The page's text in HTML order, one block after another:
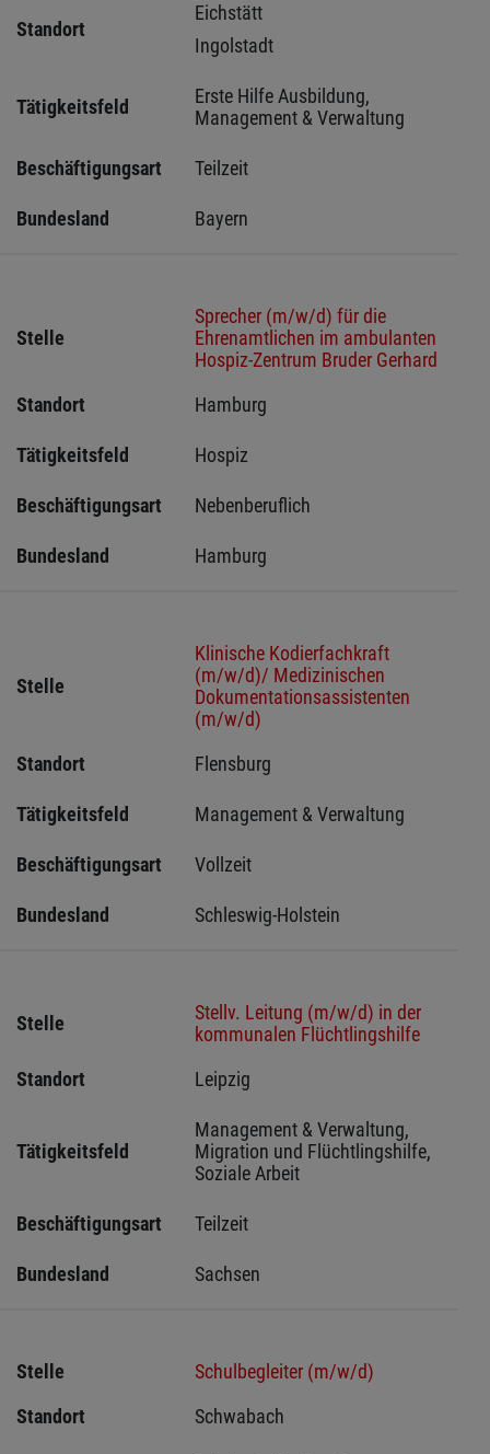
Standort
Eichstätt
Ingolstadt
Tätigkeitsfeld
Erste Hilfe Ausbildung,
Management & Verwaltung
Beschäftigungsart Teilzeit
Bundesland Bayern
Stelle
Sprecher (m/w/d) für die
Ehrenamtlichen im ambulanten
Hospiz-Zentrum Bruder Gerhard
Standort
Hamburg
Tätigkeitsfeld Hospiz
Beschäftigungsart Nebenberuflich
Bundesland Hamburg
Stelle
Klinische Kodierfachkraft
(m/w/d)/ Medizinischen
Dokumentationsassistenten
(m/w/d)
Standort
Flensburg
Tätigkeitsfeld Management & Verwaltung
Beschäftigungsart Vollzeit
Bundesland Schleswig-Holstein
Stelle
Stellv. Leitung (m/w/d) in der
kommunalen Flüchtlingshilfe
Standort
Leipzig
Tätigkeitsfeld
Management & Verwaltung,
Migration und Flüchtlingshilfe,
Soziale Arbeit
Beschäftigungsart Teilzeit
Bundesland Sachsen
Stelle
Schulbegleiter (m/w/d)
Standort
Schwabach